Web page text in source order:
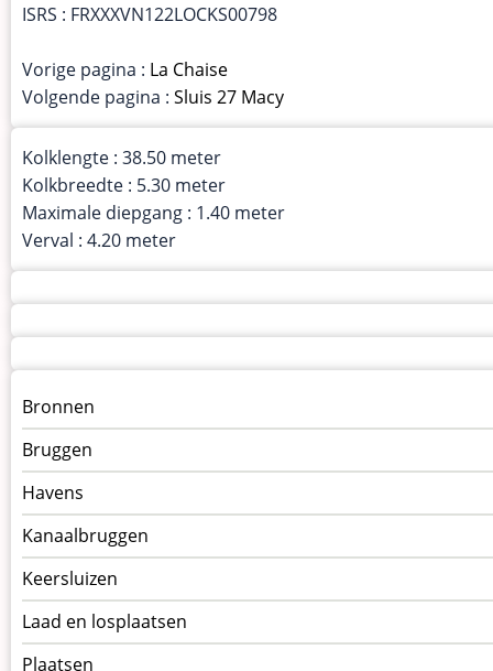
ISRS : FRXXXVN122LOCKS00798
Vorige pagina : La Chaise
Volgende pagina : Sluis 27 Macy
Kolklengte : 38.50 meter
Kolkbreedte : 5.30 meter
Maximale diepgang : 1.40 meter
Verval : 4.20 meter
Menu
kunstwerken
op
kunstwerkpagina
Bronnen
Bruggen
Havens
Kanaalbruggen
Keersluizen
Laad en losplaatsen
Plaatsen